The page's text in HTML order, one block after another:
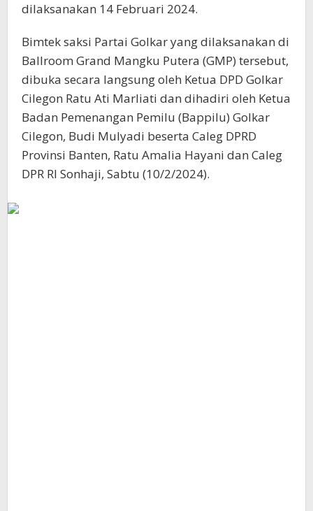
dilaksanakan 14 Februari 2024.
Bimtek saksi Partai Golkar yang dilaksanakan di
Ballroom Grand Mangku Putera (GMP) tersebut,
dibuka secara langsung oleh Ketua DPD Golkar
Cilegon Ratu Ati Marliati dan dihadiri oleh Ketua
Badan Pemenangan Pemilu (Bappilu) Golkar
Cilegon, Budi Mulyadi beserta Caleg DPRD
Provinsi Banten, Ratu Amalia Hayani dan Caleg
DPR RI Sonhaji, Sabtu (10/2/2024).